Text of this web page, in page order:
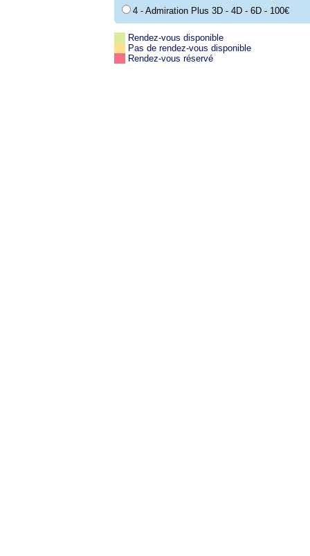
4 - Admiration Plus 3D - 4D - 6D - 100€
Rendez-vous disponible
Pas de rendez-vous disponible
Rendez-vous réservé